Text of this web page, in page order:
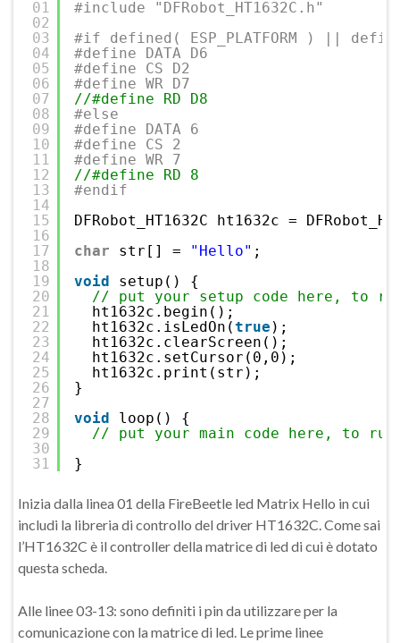
01
02
03
04
05
06
07
08
09
10
11
12
13
14
15
16
17
18
19
20
21
22
23
24
25
26
27
28
29
30
31
#include "DFRobot_HT1632C.h"
#if defined( ESP_PLATFORM ) || defined(
#define DATA D6
#define CS D2
#define WR D7
//#define RD D8
#else
#define DATA 6
#define CS 2
#define WR 7
//#define RD 8
#endif
DFRobot_HT1632C ht1632c =
char
str[] = "Hello" ;
void
setup() {
// put your setup code here, to
ht1632c.begin();
ht1632c.isLedOn(true );
ht1632c.clearScreen();
ht1632c.setCursor(0,0);
ht1632c.print(str);
}
void
loop() {
// put your main code here, to
}
Inizia dalla linea 01 della FireBeetle led Matrix Hello in cui
includi la libreria di controllo del driver HT1632C. Come sai
l’HT1632C è il controller della matrice di led di cui è dotato
questa scheda.
Alle linee 03-13: sono definiti i pin da utilizzare per la
comunicazione con la matrice di led. Le prime linee